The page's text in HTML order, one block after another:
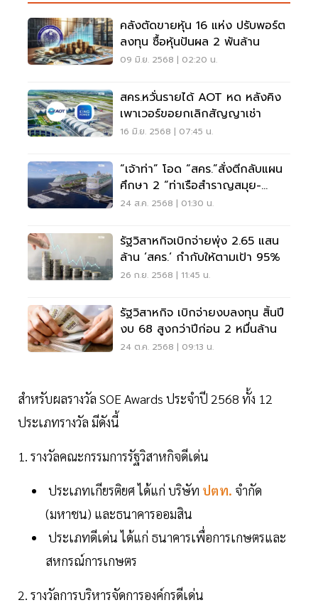
คลังตัดขายหุ้น 16 แห่ง ปรับพอร์ต
ลงทุน ซื้อหุ้นปันผล 2 พันล้าน
09 มิ.ย. 2568 | 02:20 น.
สคร.หวั่นรายได้ AOT หด หลังคิง
เพาเวอร์ขอยกเลิกสัญญาเช่า
16 มิ.ย. 2568 | 07:45 น.
“เจ้าท่า” โอด “สคร.”สั่งตีกลับแผน
ศึกษา 2 “ท่าเรือสำราญสมุย-
พัทยา”
24 ส.ค. 2568 | 01:30 น.
รัฐวิสาหกิจเบิกจ่ายพุ่ง 2.65 แสน
ล้าน ‘สคร.‘ กำกับให้ตามเป้า 95%
26 ก.ย. 2568 | 11:45 น.
รัฐวิสาหกิจ เบิกจ่ายงบลงทุน สิ้นปี
งบ 68 สูงกว่าปีก่อน 2 หมื่นล้าน
24 ต.ค. 2568 | 09:13 น.
สำหรับผลรางวัล SOE Awards ประจำปี 2568 ทั้ง 12
ประเภทรางวัล มีดังนี้
1. รางวัลคณะกรรมการรัฐวิสาหกิจดีเด่น
ประเภทเกียรติยศ ได้แก่ บริษัท ปตท. จำกัด
(มหาชน) และธนาคารออมสิน
ประเภทดีเด่น ได้แก่ ธนาคารเพื่อการเกษตรและ
สหกรณ์การเกษตร
2. รางวัลการบริหารจัดการองค์กรดีเด่น